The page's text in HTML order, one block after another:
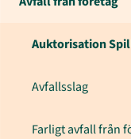
Auktorisation
Avfallsslag
Farligt avfall från